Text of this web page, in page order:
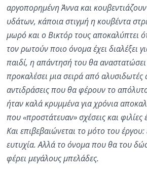
αργοπορημένη Άννα και
υδάτων, κάποια στιγμή η κουβέντα
μωρό και ο Βικτόρ τους αποκαλύπτει
τον ρωτούν ποιο όνομα έχει διαλέξει
παιδί, η απάντησή του θα
προκαλέσει μια σειρά από αλυσιδωτές
αντιδράσεις που θα φέρουν το
ήταν καλά κρυμμένα για χρόνια
που «προστάτευαν» σχέσεις και
Και επιβεβαιώνεται το μότο του έργου:
ευτυχία. Αλλά το όνομα που θα του
φέρει μεγάλους μπελάδες.